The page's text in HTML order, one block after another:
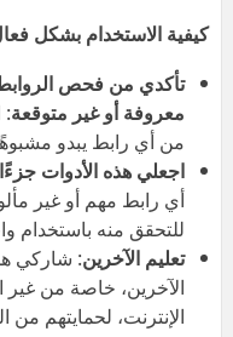
كيفية الاستخدام بشكل
تأكدي من فحص
معروفة أو غير متوقعة:
من أي رابط يبدو
اجعلي هذه الأدوات
أي رابط مهم أو غير
للتحقق منه باستخدام
تعليم الآخرين: شاركي
الآخرين، خاصة من
الإنترنت، لحمايتهم من